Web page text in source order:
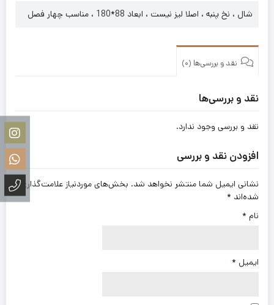
شال ، نخ پنبه ، اصلا لیز نیست ، ابعاد 88*180 ، مناسب چهار فصل
نقد و بررسی‌ها (0)
نقد و بررسی‌ها
نقد و بررسی وجود ندارد.
افزودن نقد و بررسی
نشانی ایمیل شما منتشر نخواهد شد. بخش‌های موردنیاز علامت‌گذاری
شده‌اند *
نام *
ایمیل *